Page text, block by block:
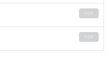
PDF
PDF